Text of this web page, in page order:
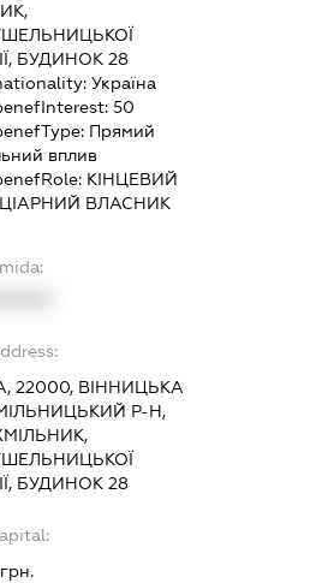
БУДИНОК 28
Україна
50
Прямий
вплив
КІНЦЕВИЙ
ВЛАСНИК
22000, ВІННИЦЬКА
Р-Н,
БУДИНОК 28